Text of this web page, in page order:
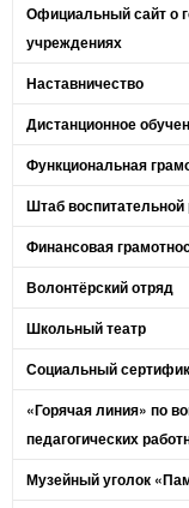
Официальный сайт о
учреждениях
Наставничество
Дистанционное
Функциональная
Штаб
Финансовая
Волонтёрский отряд
Школьный театр
Социальный
«Горячая линия» по
педагогических
Музейный уголок